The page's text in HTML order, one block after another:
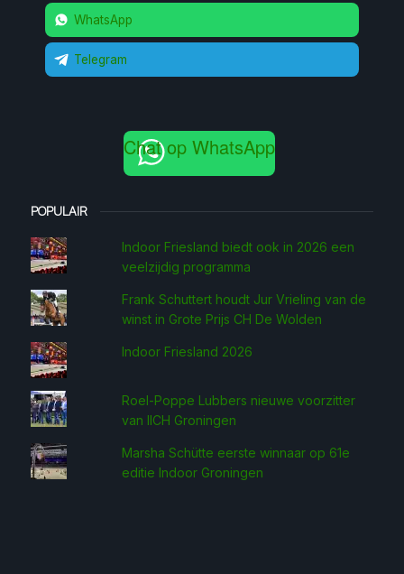
WhatsApp
Telegram
Chat op WhatsApp
POPULAIR
Indoor Friesland biedt ook in 2026 een
veelzijdig programma
Frank Schuttert houdt Jur Vrieling van de
winst in Grote Prijs CH De Wolden
Indoor Friesland 2026
Roel-Poppe Lubbers nieuwe voorzitter
van IICH Groningen
Marsha Schütte eerste win­naar op 61e
editie Indoor Groningen